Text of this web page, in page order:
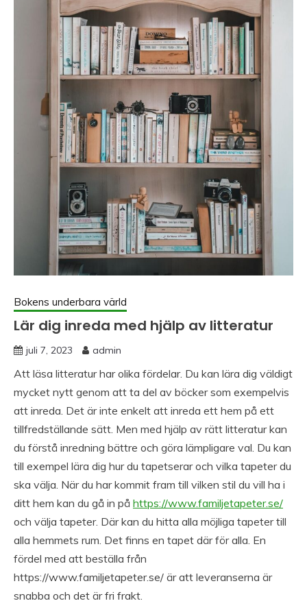
Bokens underbara värld
Lär dig inreda med hjälp av litteratur
juli 7, 2023 admin
Att läsa litteratur har olika fördelar. Du kan lära dig väldigt
mycket nytt genom att ta del av böcker som exempelvis
att inreda. Det är inte enkelt att inreda ett hem på ett
tillfredställande sätt. Men med hjälp av rätt litteratur kan
du förstå inredning bättre och göra lämpligare val. Du kan
till exempel lära dig hur du tapetserar och vilka tapeter du
ska välja. När du har kommit fram till vilken stil du vill ha i
ditt hem kan du gå in på https://www.familjetapeter.se/
och välja tapeter. Där kan du hitta alla möjliga tapeter till
alla hemmets rum. Det finns en tapet där för alla. En
fördel med att beställa från
https://www.familjetapeter.se/ är att leveranserna är
snabba och det är fri frakt.